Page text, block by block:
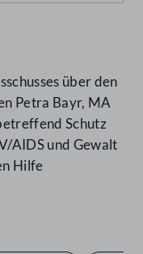
über den
Petra Bayr, MA
Schutz
AIDS und Gewalt
Hilfe